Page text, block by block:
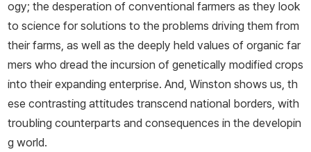
ogy; the desperation of conventional farmers as they look
to science for solutions to the problems driving them from
their farms, as well as the deeply held values of organic far
mers who dread the incursion of genetically modified crops
into their expanding enterprise. And, Winston shows us, th
ese contrasting attitudes transcend national borders, with
troubling counterparts and consequences in the developin
g world.